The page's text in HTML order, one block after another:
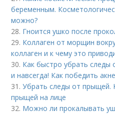
беременным.
можно?
28. Гноится ушко после
29. Коллаген от морщин
коллаген и к чему это
30. Как быстро убрать следы
и навсегда! Как победить
31.Убрать следы от прыщей.
прыщей на лице
32. Можно ли прокалывать